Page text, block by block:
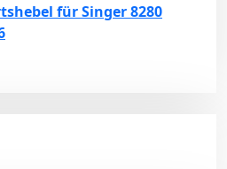
für Singer 8280